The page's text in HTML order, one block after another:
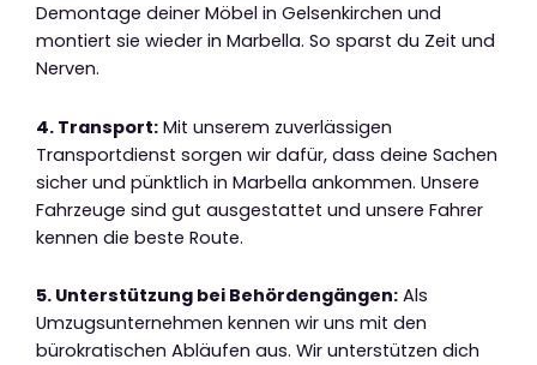
Demontage deiner Möbel in Gelsenkirchen und
montiert sie wieder in Marbella. So sparst du Zeit und
Nerven.
4. Transport: Mit unserem zuverlässigen
Transportdienst sorgen wir dafür, dass deine Sachen
sicher und pünktlich in Marbella ankommen. Unsere
Fahrzeuge sind gut ausgestattet und unsere Fahrer
kennen die beste Route.
5. Unterstützung bei Behördengängen: Als
Umzugsunternehmen kennen wir uns mit den
bürokratischen Abläufen aus. Wir unterstützen dich